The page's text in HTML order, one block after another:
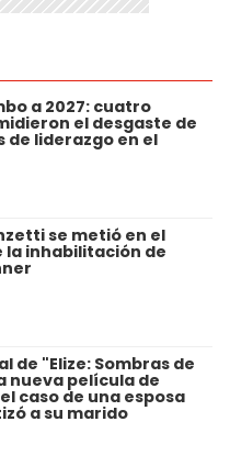
a 2027: cuatro
el desgaste de
de liderazgo en el
se metió en el
la inhabilitación de
de "Elize: Sombras de
nueva película de
caso de una esposa
a su marido